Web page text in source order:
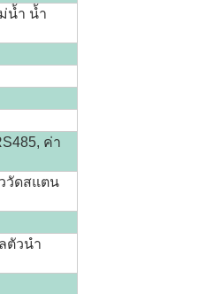
น้ำ น้ำ
ค่า
วัดสแตน
ตัวนำ